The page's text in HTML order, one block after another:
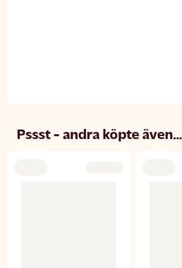
Pssst - andra köpte även...